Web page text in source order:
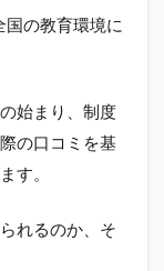
の教育環境に
始まり、制度
の口コミを基
す。
れるのか、そ